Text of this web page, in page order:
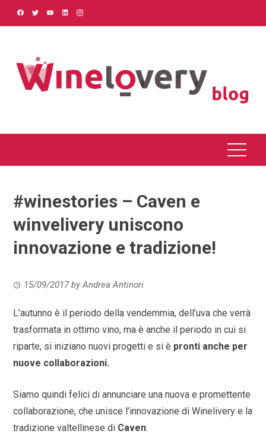
#winestories – Caven e
winvelivery uniscono
innovazione e tradizione!
15/09/2017byAndrea Antinori
L’autunno è il periodo della vendemmia, dell’uva che verrà
trasformata in ottimo vino, ma è anche il periodo in cui si
riparte, si iniziano nuovi progetti e si è pronti anche per
nuove collaborazioni.
Siamo quindi felici di annunciare una nuova e promettente
collaborazione, che unisce l’innovazione di Winelivery e la
tradizione valtellinese di Caven.